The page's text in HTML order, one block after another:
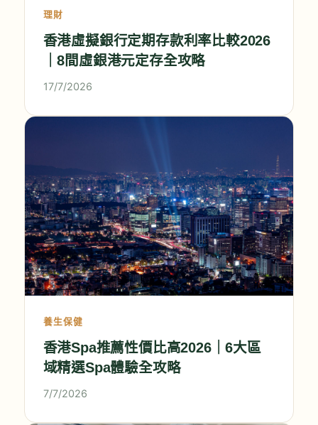
理財
香港虛擬銀行定期存款利率比較2026
｜8間虛銀港元定存全攻略
17/7/2026
養生保健
香港Spa推薦性價比高2026｜6大區
域精選Spa體驗全攻略
7/7/2026